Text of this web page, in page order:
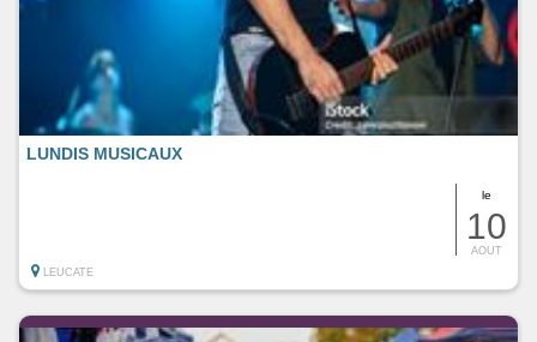
le
10
AOUT
LUNDIS MUSICAUX
LEUCATE